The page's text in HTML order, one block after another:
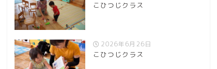
こひつじクラス
2026年6月26日
こひつじクラス